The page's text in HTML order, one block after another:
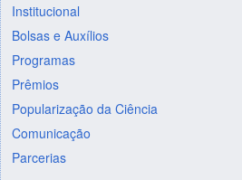
Institucional
Bolsas e Auxílios
Programas
Prêmios
Popularização da Ciência
Comunicação
Parcerias